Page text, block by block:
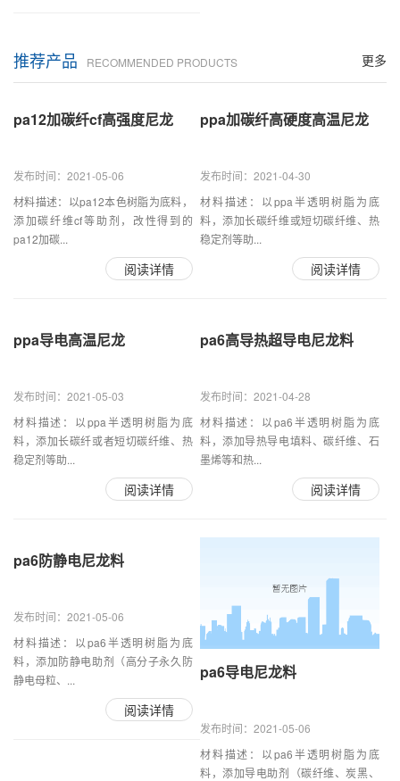
更多
推荐产品 RECOMMENDED PRODUCTS
pa12加碳纤cf高强度尼龙
发布时间：2021-05-06
材料描述：以pa12本色树脂为底料，
添加碳纤维cf等助剂，改性得到的
pa12加碳...
阅读详情
ppa加碳纤高硬度高温尼龙
发布时间：2021-04-30
材料描述：以ppa半透明树脂为底
料，添加长碳纤维或短切碳纤维、热
稳定剂等助...
阅读详情
ppa导电高温尼龙
发布时间：2021-05-03
材料描述：以ppa半透明树脂为底
料，添加长碳纤或者短切碳纤维、热
稳定剂等助...
阅读详情
pa6高导热超导电尼龙料
发布时间：2021-04-28
材料描述：以pa6半透明树脂为底
料，添加导热导电填料、碳纤维、石
墨烯等和热...
阅读详情
pa6防静电尼龙料
发布时间：2021-05-06
材料描述：以pa6半透明树脂为底
料，添加防静电助剂（高分子永久防
静电母粒、...
阅读详情
pa6导电尼龙料
发布时间：2021-05-06
材料描述：以pa6半透明树脂为底
料，添加导电助剂（碳纤维、炭黑、